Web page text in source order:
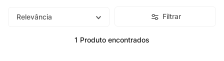
Relevância Filtrar
1 Produto